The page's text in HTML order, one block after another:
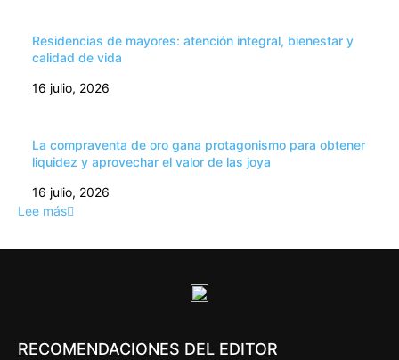
Residencias de mayores: atención integral, bienestar y
calidad de vida
16 julio, 2026
La compraventa de oro gana protagonismo para obtener
liquidez y aprovechar el valor de las joya
16 julio, 2026
Lee más
RECOMENDACIONES DEL EDITOR